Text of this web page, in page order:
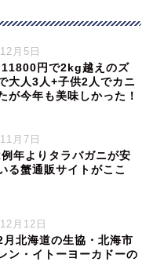
月5日
円で2kg越えのズ
大人3人+子供2人でカニ
が今年も美味しかった！
月7日
年よりタラバガニが安
る蟹通販サイトがここ
月12日
北海道の生協・北海市
ン・イトーヨーカドーの